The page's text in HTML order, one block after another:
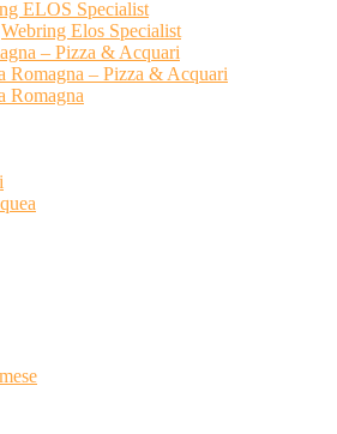
ELOS Specialist
Webring Elos Specialist
– Pizza & Acquari
Romagna – Pizza & Acquari
Romagna